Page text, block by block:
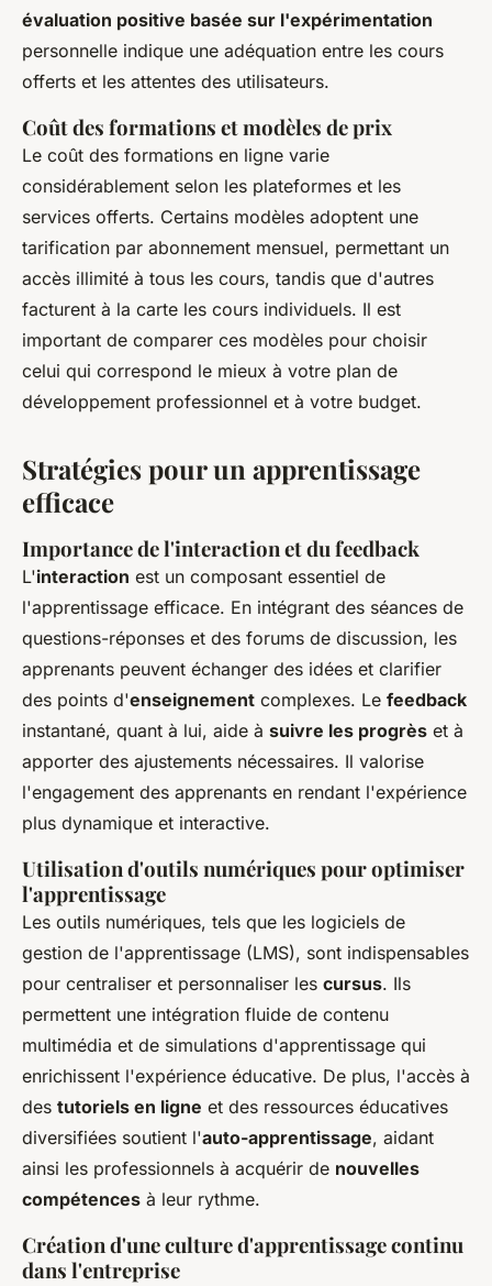
évaluation positive basée sur l'expérimentation
personnelle indique une adéquation entre les cours
offerts et les attentes des utilisateurs.
Coût des formations et modèles de prix
Le coût des formations en ligne varie
considérablement selon les plateformes et les
services offerts. Certains modèles adoptent une
tarification par abonnement mensuel, permettant un
accès illimité à tous les cours, tandis que d'autres
facturent à la carte les cours individuels. Il est
important de comparer ces modèles pour choisir
celui qui correspond le mieux à votre plan de
développement professionnel et à votre budget.
Stratégies pour un apprentissage
efficace
Importance de l'interaction et du feedback
L'interaction est un composant essentiel de
l'apprentissage efficace. En intégrant des séances de
questions-réponses et des forums de discussion, les
apprenants peuvent échanger des idées et clarifier
des points d'enseignement complexes. Le feedback
instantané, quant à lui, aide à suivre les progrès et à
apporter des ajustements nécessaires. Il valorise
l'engagement des apprenants en rendant l'expérience
plus dynamique et interactive.
Utilisation d'outils numériques pour optimiser
l'apprentissage
Les outils numériques, tels que les logiciels de
gestion de l'apprentissage (LMS), sont indispensables
pour centraliser et personnaliser les cursus. Ils
permettent une intégration fluide de contenu
multimédia et de simulations d'apprentissage qui
enrichissent l'expérience éducative. De plus, l'accès à
des tutoriels en ligne et des ressources éducatives
diversifiées soutient l'auto-apprentissage, aidant
ainsi les professionnels à acquérir de nouvelles
compétences à leur rythme.
Création d'une culture d'apprentissage continu
dans l'entreprise